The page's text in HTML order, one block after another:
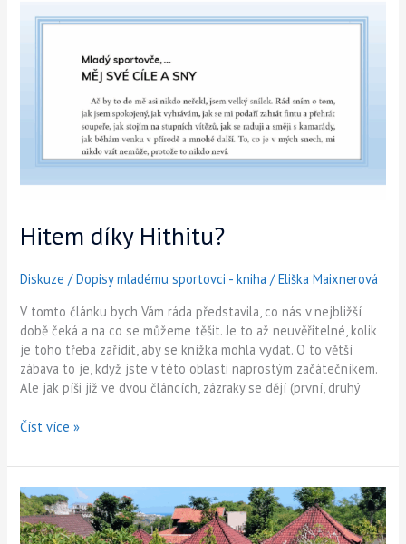
Hitem díky Hithitu?
Diskuze /Dopisy mladému sportovci - kniha /Eliška Maixnerová
V tomto článku bych Vám ráda představila, co nás v nejbližší
době čeká a na co se můžeme těšit. Je to až neuvěřitelné, kolik
je toho třeba zařídit, aby se knížka mohla vydat. O to větší
zábava to je, když jste v této oblasti naprostým začátečníkem.
Ale jak píši již ve dvou článcích, zázraky se dějí (první, druhý
díky
Číst více »
Vydá
se
knížka?